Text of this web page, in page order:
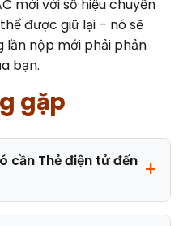
mới với số hiệu chuyến
được giữ lại – nó sẽ
lần nộp mới phải phản
bạn.
gặp
cần Thẻ điện tử đến